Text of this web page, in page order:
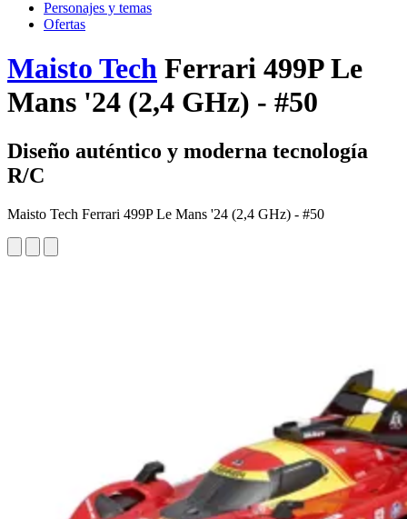
Personajes y temas
Ofertas
Maisto Tech Ferrari 499P Le
Mans '24 (2,4 GHz) - #50
Diseño auténtico y moderna tecnología
R/C
Maisto Tech Ferrari 499P Le Mans '24 (2,4 GHz) - #50